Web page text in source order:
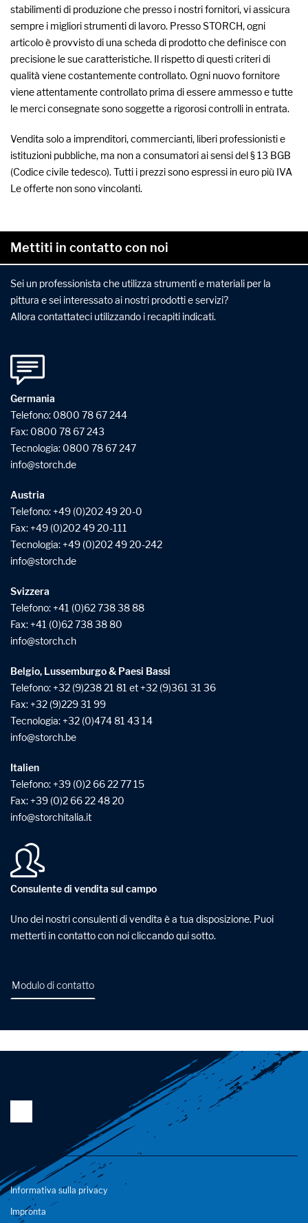
stabilimenti di produzione che presso i nostri fornitori, vi assicura
sempre i migliori strumenti di lavoro. Presso STORCH, ogni
articolo è provvisto di una scheda di prodotto che definisce con
precisione le sue caratteristiche. Il rispetto di questi criteri di
qualità viene costantemente controllato. Ogni nuovo fornitore
viene attentamente controllato prima di essere ammesso e tutte
le merci consegnate sono soggette a rigorosi controlli in entrata.
Vendita solo a imprenditori, commercianti, liberi professionisti e
istituzioni pubbliche, ma non a consumatori ai sensi del § 13 BGB
(Codice civile tedesco). Tutti i prezzi sono espressi in euro più IVA
Le offerte non sono vincolanti.
Mettiti in contatto con noi
Sei un professionista che utilizza strumenti e materiali per la
pittura e sei interessato ai nostri prodotti e servizi?
Allora contattateci utilizzando i recapiti indicati.
Germania
Telefono: 0800 78 67 244
Fax: 0800 78 67 243
Tecnologia: 0800 78 67 247
info
storchde
Austria
Telefono: +49 (0)202 49 20-0
Fax: +49 (0)202 49 20-111
Tecnologia: +49 (0)202 49 20-242
info@storch.de
Svizzera
Telefono: +41 (0)62 738 38 88
Fax: +41 (0)62 738 38 80
info
storchch
Belgio, Lussemburgo & Paesi Bassi
Telefono: +32 (9)238 21 81 et +32 (9)361 31 36
Fax: +32 (9)229 31 99
Tecnologia: +32 (0)474 81 43 14
info
storch be
Italien
Telefono: +39 (0)2 66 22 77 15
Fax: +39 (0)2 66 22 48 20
info
storchitalia it
Consulente di vendita sul campo
Uno dei nostri consulenti di vendita è a tua disposizione. Puoi
metterti in contatto con noi cliccando qui sotto.
Modulo di contatto
Informativa sulla privacy
Impronta